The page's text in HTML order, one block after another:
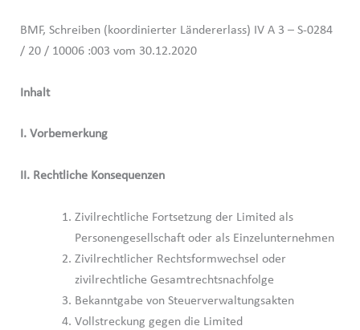
BMF, Schreiben (koordinierter Ländererlass) IV A 3 – S-0284
/ 20 / 10006 :003 vom 30.12.2020
Inhalt
I. Vorbemerkung
II. Rechtliche Konsequenzen
Zivilrechtliche Fortsetzung der Limited als
Personengesellschaft oder als Einzelunternehmen
Zivilrechtlicher Rechtsformwechsel oder
zivilrechtliche Gesamtrechtsnachfolge
Bekanntgabe von Steuerverwaltungsakten
Vollstreckung gegen die Limited